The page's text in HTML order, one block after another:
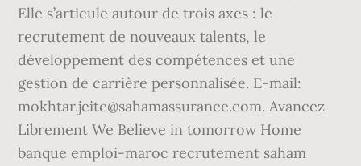
Elle s’articule autour de trois axes : le
recrutement de nouveaux talents, le
développement des compétences et une
gestion de carrière personnalisée. E-mail:
mokhtar.jeite@sahamassurance.com. Avancez
Librement We Believe in tomorrow Home
banque emploi-maroc recrutement saham